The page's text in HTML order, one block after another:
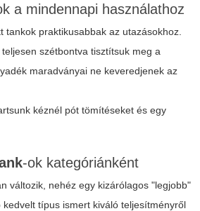
a mindennapi használathoz
tankok praktikusabbak az utazásokhoz.
szétbontva tisztítsuk meg a
maradványai ne keveredjenek az
kéznél pót tömítéseket és egy
-ok kategóriánként
változik, nehéz egy kizárólagos "legjobb"
típus ismert kiváló teljesítményről